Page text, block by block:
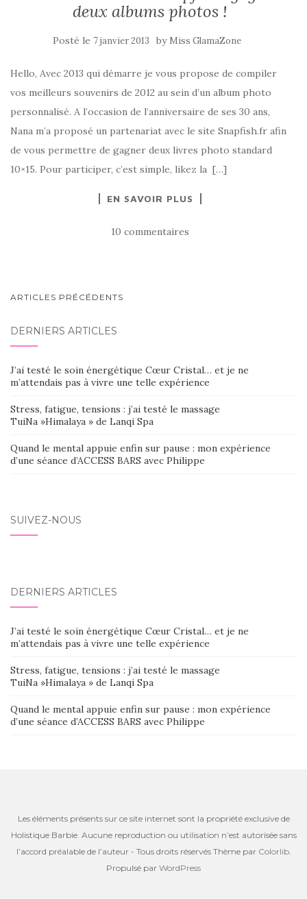
deux albums photos !
Posté le 7 janvier 2013 by Miss GlamaZone
Hello, Avec 2013 qui démarre je vous propose de compiler
vos meilleurs souvenirs de 2012 au sein d’un album photo
personnalisé. A l’occasion de l’anniversaire de ses 30 ans,
Nana m’a proposé un partenariat avec le site Snapfish.fr afin
de vous permettre de gagner deux livres photo standard
10×15. Pour participer, c’est simple, likez la […]
EN SAVOIR PLUS
10 commentaires
NAVIGATION
SEIN
DES
ARTICLES
ARTICLES PRÉCÉDENTS
DERNIERS ARTICLES
J’ai testé le soin énergétique Cœur Cristal… et je ne
m’attendais pas à vivre une telle expérience
Stress, fatigue, tensions : j’ai testé le massage
TuiNa »Himalaya » de Lanqi Spa
Quand le mental appuie enfin sur pause : mon expérience
d’une séance d’ACCESS BARS avec Philippe
SUIVEZ-NOUS
DERNIERS ARTICLES
J’ai testé le soin énergétique Cœur Cristal… et je ne
m’attendais pas à vivre une telle expérience
Stress, fatigue, tensions : j’ai testé le massage
TuiNa »Himalaya » de Lanqi Spa
Quand le mental appuie enfin sur pause : mon expérience
d’une séance d’ACCESS BARS avec Philippe
Les éléments présents sur ce site internet sont la propriété exclusive de
Holistique Barbie. Aucune reproduction ou utilisation n’est autorisée sans
l’accord préalable de l’auteur - Tous droits réservés Thème par Colorlib.
Propulsé par WordPress